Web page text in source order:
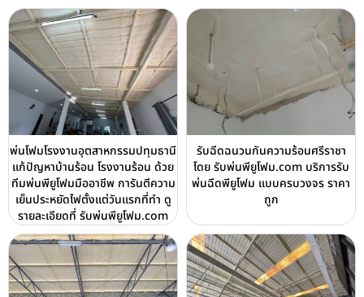
พ่นโฟมโรงงานอุตสาหกรรมปทุมธานี
แก้ปัญหาบ้านร้อน โรงงานร้อน ด้วย
ทีมพ่นพียูโฟมมืออาชีพ การันตีความ
เย็นประหยัดไฟตั้งแต่วันแรกที่ทำ ดู
รายละเอียดที่ รับพ่นพียูโฟม.com
รับฉีดฉนวนกันความร้อนศรีราชา
โดย รับพ่นพียูโฟม.com บริการรับ
พ่นฉีดพียูโฟม แบบครบวงจร ราคา
ถูก